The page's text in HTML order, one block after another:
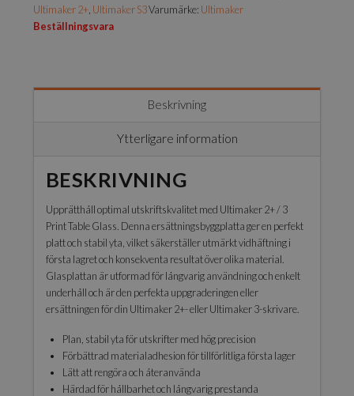
Ultimaker 2+ Ultimaker S3Varumärke: Ultimaker
Beställningsvara
Beskrivning
Ytterligare information
BESKRIVNING
Upprätthåll optimal utskriftskvalitet med Ultimaker 2+ / 3
Print Table Glass. Denna ersättningsbyggplatta ger en perfekt
platt och stabil yta, vilket säkerställer utmärkt vidhäftning i
första lagret och konsekventa resultat över olika material.
Glasplattan är utformad för långvarig användning och enkelt
underhåll och är den perfekta uppgraderingen eller
ersättningen för din Ultimaker 2+- eller Ultimaker 3-skrivare.
Plan, stabil yta för utskrifter med hög precision
Förbättrad materialadhesion för tillförlitliga första lager
Lätt att rengöra och återanvända
Härdad för hållbarhet och långvarig prestanda